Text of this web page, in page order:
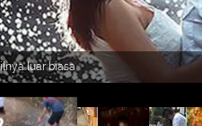
luar biasa